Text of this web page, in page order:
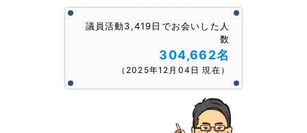
議員活動3,419日でお会いした人
数
304,662名
（2025年12月04日 現在）